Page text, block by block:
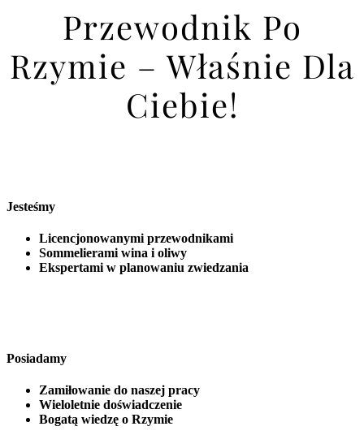
Przewodnik Po
Rzymie – Właśnie Dla
Ciebie!
Jesteśmy
Licencjonowanymi przewodnikami
Sommelierami wina i oliwy
Ekspertami w planowaniu zwiedzania
Posiadamy
Zamiłowanie do naszej pracy
Wieloletnie doświadczenie
Bogatą wiedzę o Rzymie